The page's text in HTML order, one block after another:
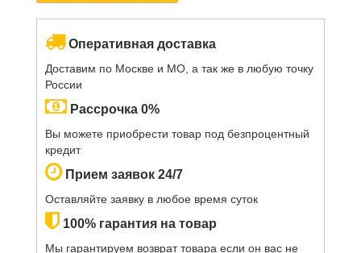
Оперативная доставка
Доставим по Москве и МО, а так же в любую точку
России
Рассрочка 0%
Вы можете приобрести товар под безпроцентный
кредит
Прием заявок 24/7
Оставляйте заявку в любое время суток
100% гарантия на товар
Мы гарантируем возврат товара если он вас не